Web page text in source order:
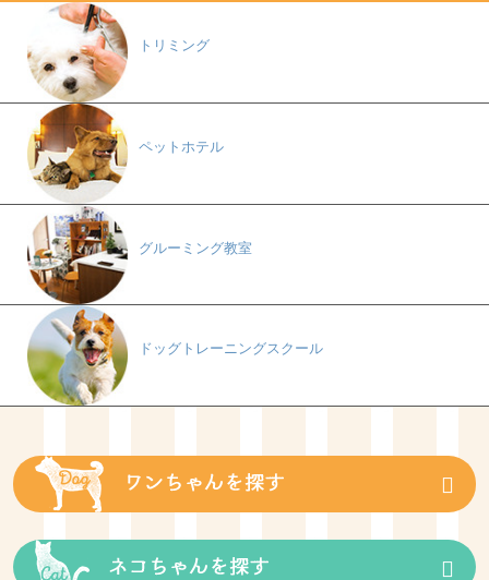
トリミング
ペットホテル
グルーミング教室
ドッグトレーニングスクール